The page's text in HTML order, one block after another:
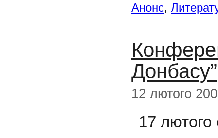
Анонс,
Донбасу”
12 лютого
17